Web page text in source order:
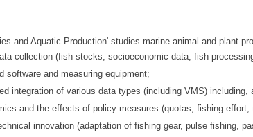
and Aquatic Production' studies marine animal and plant
collection (fish stocks, socioeconomic data, fish
software and measuring equipment;
integration of various data types (including VMS)
and the effects of policy measures (quotas, fishing
innovation (adaptation of fishing gear, pulse fishing,